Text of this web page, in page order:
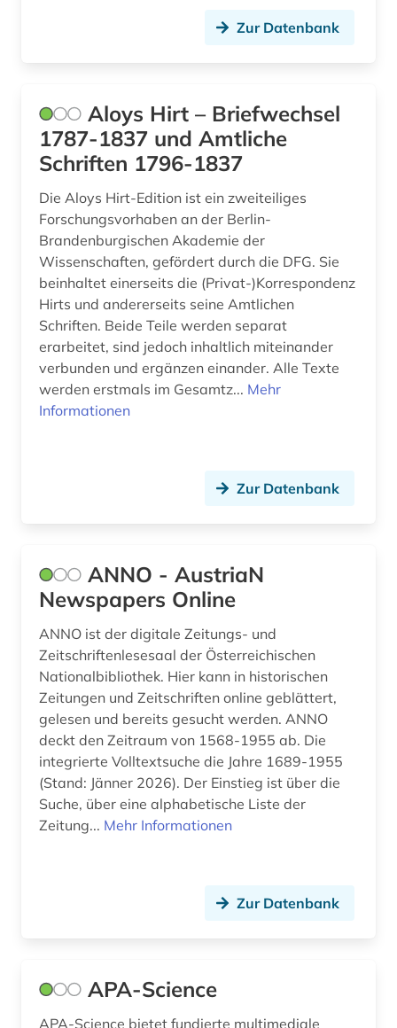
freie plattform (1)
freie universität berlin (1)
freskomalerei (1)
fruchtbringende gesellschaft (1)
förderung (1)
führer (1)
galloromanistik (1)
gebrauchsgegenstand (1)
gelehrtenverzeichnis (1)
geowissenschaften (1)
geschichte (7)
geschichte 1450-1950 (1)
geschichte 1809 - 1935 (1)
geschichte 1945- (1)
geschichte 1948 (1)
glossar (1)
Zur Datenbank
Aloys Hirt – Briefwechsel
1787-1837 und Amtliche
Schriften 1796-1837
Die Aloys Hirt-Edition ist ein zweiteiliges
Forschungsvorhaben an der Berlin-
Brandenburgischen Akademie der
Wissenschaften, gefördert durch die DFG. Sie
beinhaltet einerseits die (Privat-)Korrespondenz
Hirts und andererseits seine Amtlichen
Schriften. Beide Teile werden separat
erarbeitet, sind jedoch inhaltlich miteinander
verbunden und ergänzen einander. Alle Texte
werden erstmals im Gesamtz... Mehr
Informationen
Zur Datenbank
ANNO - AustriaN
Newspapers Online
ANNO ist der digitale Zeitungs- und
Zeitschriftenlesesaal der Österreichischen
Nationalbibliothek. Hier kann in historischen
Zeitungen und Zeitschriften online geblättert,
gelesen und bereits gesucht werden. ANNO
deckt den Zeitraum von 1568-1955 ab. Die
integrierte Volltextsuche die Jahre 1689-1955
(Stand: Jänner 2026). Der Einstieg ist über die
Suche, über eine alphabetische Liste der
Zeitung... Mehr Informationen
Zur Datenbank
APA-Science
APA-Science bietet fundierte multimediale